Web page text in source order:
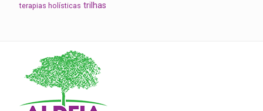
terapias holísticas trilhas